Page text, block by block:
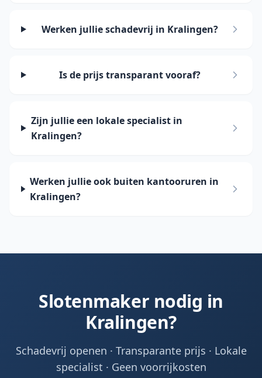
Werken jullie schadevrij in Kralingen?
Is de prijs transparant vooraf?
Zijn jullie een lokale specialist in
Kralingen?
Werken jullie ook buiten kantooruren in
Kralingen?
Slotenmaker nodig in
Kralingen?
Schadevrij openen · Transparante prijs · Lokale
specialist · Geen voorrijkosten